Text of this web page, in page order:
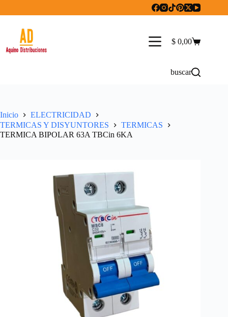
Carro
$ 0,00
buscar
Inicio
ELECTRICIDAD
TERMICAS Y DISYUNTORES
TERMICAS
TERMICA BIPOLAR 63A TBCin 6KA